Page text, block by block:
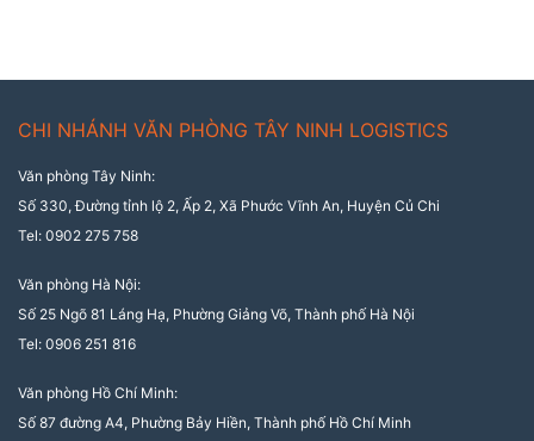
CHI NHÁNH VĂN PHÒNG TÂY NINH LOGISTICS
Văn phòng Tây Ninh:
Số 330, Đường tỉnh lộ 2, Ấp 2, Xã Phước Vĩnh An, Huyện Củ Chi
Tel: 0902 275 758
Văn phòng Hà Nội:
Số 25 Ngõ 81 Láng Hạ, Phường Giảng Võ, Thành phố Hà Nội
Tel: 0906 251 816
Văn phòng Hồ Chí Minh:
Số 87 đường A4, Phường Bảy Hiền, Thành phố Hồ Chí Minh